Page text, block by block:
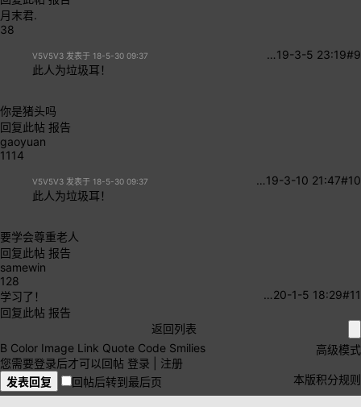
月末君.
38
#9
19-3-5 23:19
…
V5V5V3 发表于 18-5-30 09:37
此人为垃圾耳！
你是猪头吗
回复此帖 报告
gaoyuan
1114
#10
19-3-10 21:47
…
V5V5V3 发表于 18-5-30 09:37
此人为垃圾耳！
要学会尊重老人
回复此帖 报告
samewin
128
#11
20-1-5 18:29
…
学习了！
回复此帖 报告
返回列表
高级模式
B Color Image Link Quote Code Smilies
您需要登录后才可以回帖 登录
注册
本版积分规则
发表回复 回帖后转到最后页